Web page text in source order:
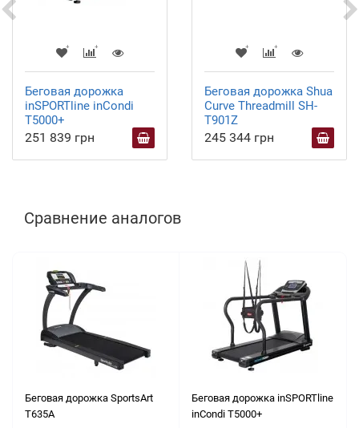
Беговая дорожка
inSPORTline inCondi
T5000+
251 839 грн
Беговая дорожка Shua
Curve Threadmill SH-
T901Z
245 344 грн
Сравнение аналогов
Беговая дорожка SportsArt
T635A
Беговая дорожка inSPORTline
inCondi T5000+